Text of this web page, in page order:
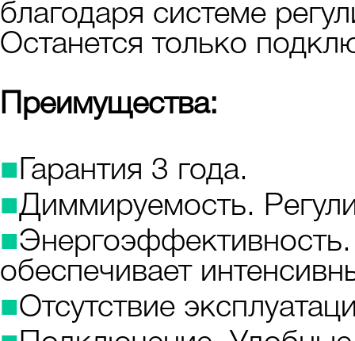
благодаря системе
Останется только
Преимущества:
■ Гарантия 3 года.
■Диммируемость.
■
обеспечивает
■Отсутствие